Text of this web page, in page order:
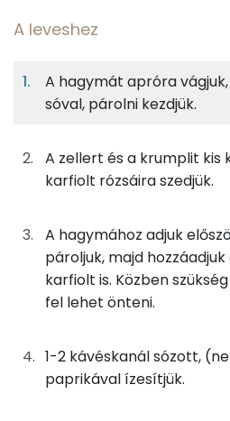
3%
A leveshez
125g karfiol
75g burgonya
65gzeller
23gvöröshagyma
3g gyömbér
4grozsliszt
3%
15%
TOP ásványi anyagok
Nátrium
Kálcium
Szelén
A leveshez
A hagymát apróra
sóval, párolni kezdjük.
A zellert és a krumplit kis
karfiolt rózsáira szedjük.
A hagymához adjuk
pároljuk, majd
karfiolt is. Közben
fel lehet önteni.
1-2 kávéskanál sózott,
paprikával ízesítjük.